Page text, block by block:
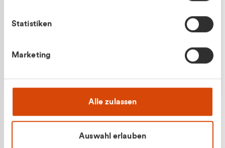
Statistiken
Marketing
Alle zulassen
Auswahl erlauben